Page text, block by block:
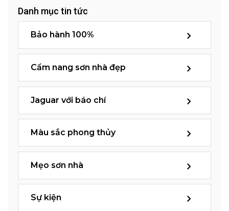
Danh mục tin tức
Bảo hành 100%
Cẩm nang sơn nhà đẹp
Jaguar với báo chí
Màu sắc phong thủy
Mẹo sơn nhà
Sự kiện